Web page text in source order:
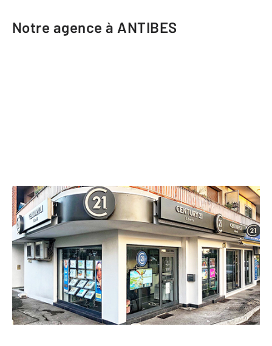
Notre agence à ANTIBES
CENTURY 21 Liberté
14 avenue de Nice
ANTIBES - 06600
Envoyer un message
Téléphoner à l'agence